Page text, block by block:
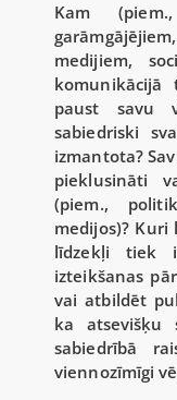
Kam
medijiem,
komunikācijā
paust savu
sabiedriski
izmantota?
pieklusināti
(piem.,
medijos)?
līdzekļi tiek
izteikšanas
vai atbildēt
ka atsevišķu
sabiedrībā
viennozīmīgi